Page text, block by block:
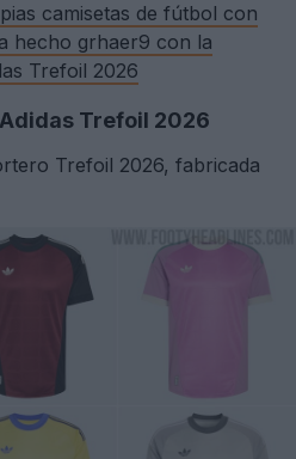
camisetas de fútbol con
hecho grhaer9 con la
Trefoil 2026
Trefoil 2026
Trefoil 2026, fabricada